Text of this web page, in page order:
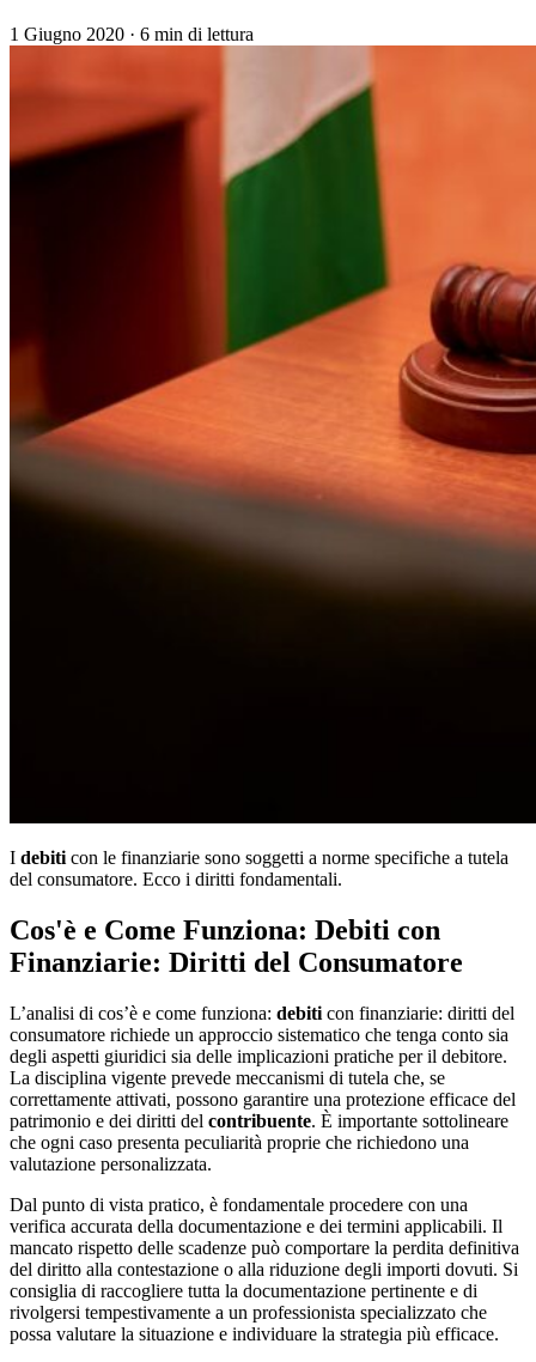
1 Giugno 2020 · 6 min di lettura
I debiti con le finanziarie sono soggetti a norme specifiche a tutela
del consumatore. Ecco i diritti fondamentali.
Cos'è e Come Funziona: Debiti con
Finanziarie: Diritti del Consumatore
L’analisi di cos’è e come funziona: debiti con finanziarie: diritti del
consumatore richiede un approccio sistematico che tenga conto sia
degli aspetti giuridici sia delle implicazioni pratiche per il debitore.
La disciplina vigente prevede meccanismi di tutela che, se
correttamente attivati, possono garantire una protezione efficace del
patrimonio e dei diritti del contribuente. È importante sottolineare
che ogni caso presenta peculiarità proprie che richiedono una
valutazione personalizzata.
Dal punto di vista pratico, è fondamentale procedere con una
verifica accurata della documentazione e dei termini applicabili. Il
mancato rispetto delle scadenze può comportare la perdita definitiva
del diritto alla contestazione o alla riduzione degli importi dovuti. Si
consiglia di raccogliere tutta la documentazione pertinente e di
rivolgersi tempestivamente a un professionista specializzato che
possa valutare la situazione e individuare la strategia più efficace.